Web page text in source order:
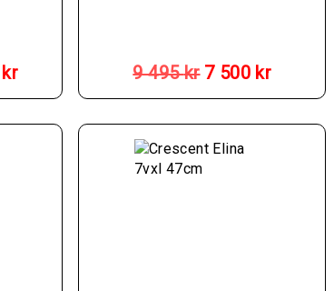
krnuvarande
är:
17
9 495kr ursprungliga
priset
var:
9
495 kr.
7 500 kr
är:
7